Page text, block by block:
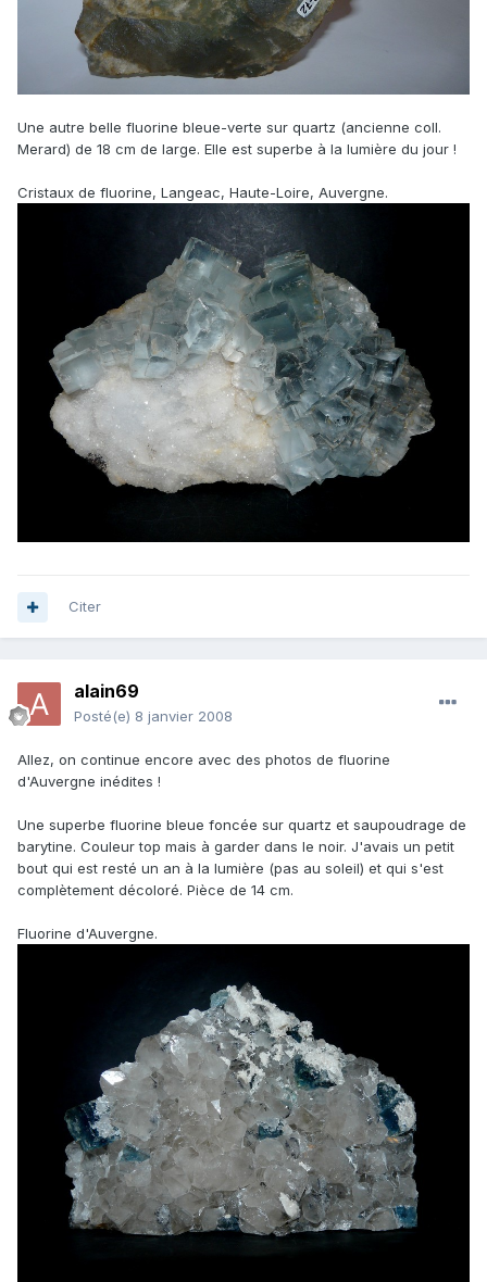
Une autre belle fluorine bleue-verte sur quartz (ancienne coll.
Merard) de 18 cm de large. Elle est superbe à la lumière du jour !
Cristaux de fluorine, Langeac, Haute-Loire, Auvergne.
Citer
alain69
Posté(e) 8 janvier 2008
Allez, on continue encore avec des photos de fluorine
d'Auvergne inédites !
Une superbe fluorine bleue foncée sur quartz et saupoudrage de
barytine. Couleur top mais à garder dans le noir. J'avais un petit
bout qui est resté un an à la lumière (pas au soleil) et qui s'est
complètement décoloré. Pièce de 14 cm.
Fluorine d'Auvergne.